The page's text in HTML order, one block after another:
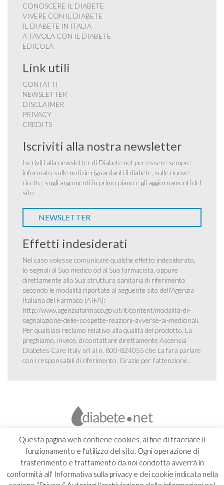
Questa pagina web contiene cookies, al fine di tracciare il
funzionamento e l'utilizzo del sito. Ogni operazione di
trasferimento e trattamento da noi condotta avverrà in
conformità all' Informativa sulla privacy e dei cookie indicata nella
CONOSCERE IL DIABETE
VIVERE CON IL DIABETE
IL DIABETE IN ITALIA
A TAVOLA CON IL DIABETE
EDICOLA
Link utili
CONTATTI
NEWSLETTER
DISCLAIMER
PRIVACY
CREDITS
Iscriviti alla nostra newsletter
Iscriviti alla newsletter di Diabete.net per essere sempre
informato sulle notizie riguardanti il diabete, sulle nuove
ricette, sugli argomenti in primo piano e gli aggiornamenti del
sito.
NEWSLETTER
Effetti indesiderati
Nel caso volesse comunicare qualche effetto indesiderato,
lo segnali al Suo medico od al Suo farmacista, oppure
direttamente alla Sua struttura sanitaria di riferimento
secondo le modalità riportate al seguente sito dell’Agenzia
Italiana del Farmaco (AIFA):
http://www.agenziafarmaco.gov.it/it/content/modalità-di-
segnalazione-delle-sospette-reazioni-avverse-ai-medicinali.
Per qualsiasi reclamo relativo alla qualità del prodotto, La
preghiamo, invece, di contattare direttamente Ascensia
Diabetes Care Italy srl al n. 800-824055 che La farà parlare
con i responsabili di riferimento. Grazie per l’attenzione.